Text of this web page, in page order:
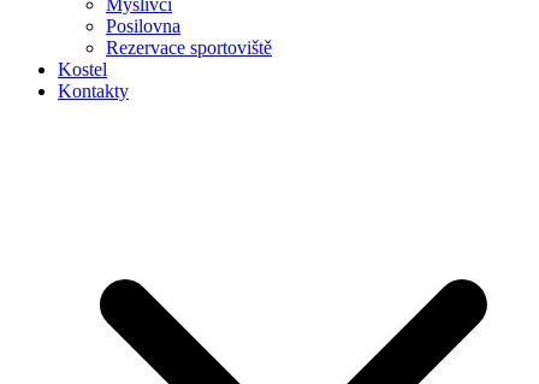
Myslivci
Posilovna
Rezervace sportoviště
Kostel
Kontakty